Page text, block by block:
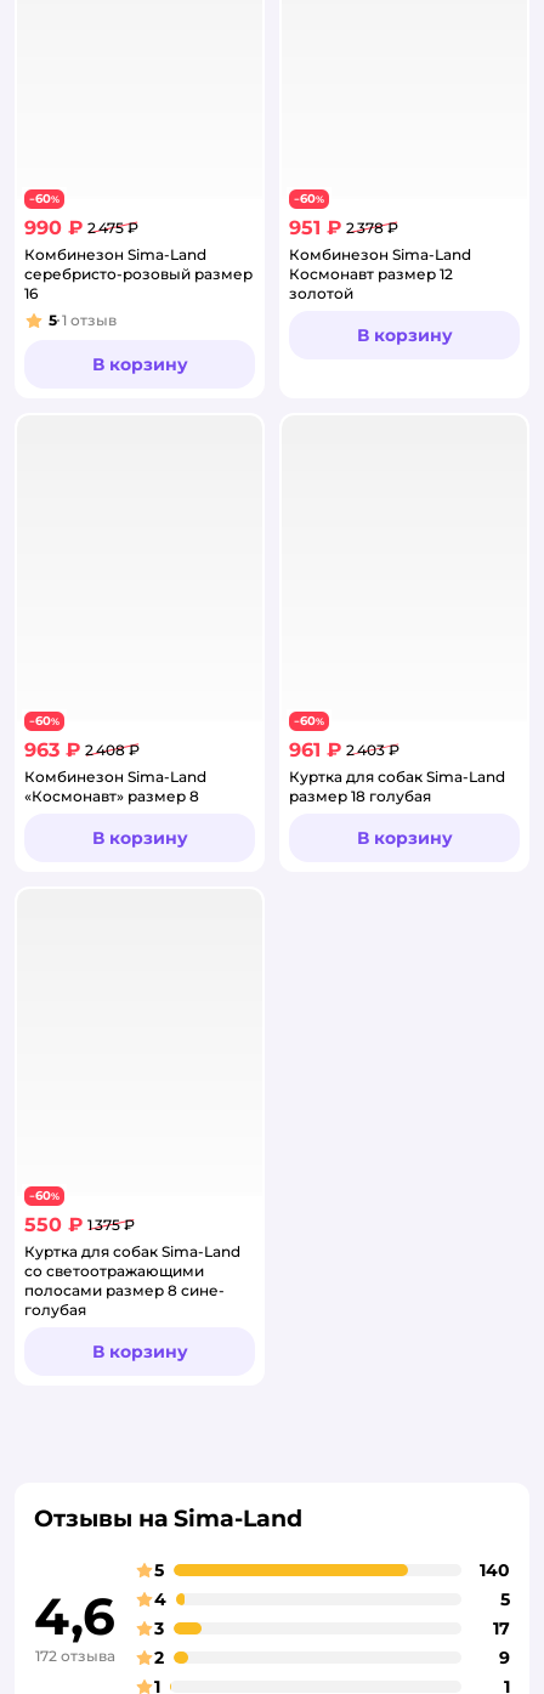
−60%
990 ₽ 2 475 ₽
Комбинезон Sima-Land
серебристо-розовый размер
16
Рейтинг:
5 1 отзыв
В корзину
−60%
951 ₽ 2 378 ₽
Комбинезон Sima-Land
Космонавт размер 12
золотой
В корзину
−60%
963 ₽ 2 408 ₽
Комбинезон Sima-Land
«Космонавт» размер 8
В корзину
−60%
961 ₽ 2 403 ₽
Куртка для собак Sima-Land
размер 18 голубая
В корзину
−60%
550 ₽ 1 375 ₽
Куртка для собак Sima-Land
со светоотражающими
полосами размер 8 сине-
голубая
В корзину
Отзывы на Sima-Land
4,6
172 отзыва
5
140
4
5
3
17
2
9
1
1